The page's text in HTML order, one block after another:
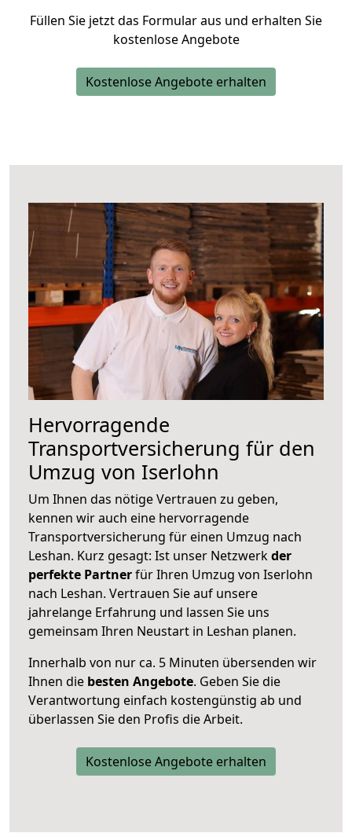
Füllen Sie jetzt das Formular aus und erhalten Sie
kostenlose Angebote
Kostenlose Angebote erhalten
Hervorragende
Transportversicherung für den
Umzug von Iserlohn
Um Ihnen das nötige Vertrauen zu geben,
kennen wir auch eine hervorragende
Transportversicherung für einen Umzug nach
Leshan. Kurz gesagt: Ist unser Netzwerkder
perfekte Partnerfür Ihren Umzug von Iserlohn
nach Leshan. Vertrauen Sie auf unsere
jahrelange Erfahrung und lassen Sie uns
gemeinsam Ihren Neustart in Leshan planen.
Innerhalb von nur ca. 5 Minuten übersenden wir
Ihnen die besten Angebote. Geben Sie die
Verantwortung einfach kostengünstig ab und
überlassen Sie den Profis die Arbeit.
Kostenlose Angebote erhalten